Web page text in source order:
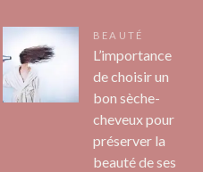
BEAUTÉ
L’importance
de choisir un
bon sèche-
cheveux pour
préserver la
beauté de ses